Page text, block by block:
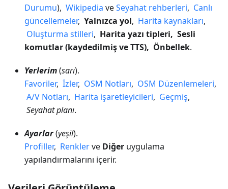
Durumu), Wikipedia veSeyahat rehberleri, Canlı
güncellemeler, Yalnızca yol, Harita kaynakları,
Oluşturma stilleri, Harita yazı tipleri, Sesli
komutlar (kaydedilmiş ve TTS), Önbellek.
Yerlerim(sarı).
Favoriler, İzler, OSM Notları, OSM Düzenlemeleri,
A/V Notları, Harita işaretleyicileri, Geçmiş,
Seyahat planı.
Ayarlar(yeşil).
Profiller, Renklerve Diğer uygulama
yapılandırmalarını içerir.